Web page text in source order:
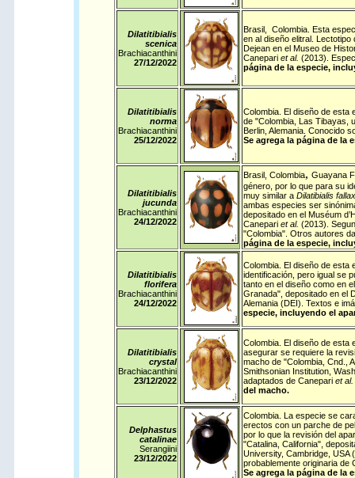
Dilatitibialis
scenica
Brachiacanthini
27/12/2022
Brasil, Colombia. Esta
en al diseño elitral.
Dejean en el Museo de
Canepari et al. (2013).
página de la especie,
Dilatitibialis
norma
Brachiacanthini
25/12/2022
Colombia. El diseño de esta
de "Colombia, Las Tibayas,
Berlin, Alemania. Conocido
Se agrega la página de la
Dilatitibialis
jucunda
Brachiacanthini
24/12/2022
Brasil, Colombia, Guayana
género, por lo que para su
muy similar a Dilatibialis fallax
ambas especies ser
depositado en el Muséum
Canepariet al. (2013).
"Colombia". Otros autores
página de la especie,
Dilatitibialis
florifera
Brachiacanthini
24/12/2022
Colombia. El diseño de esta
identificación, pero igual se
tanto en el diseño como en
Granada", depositado en el
Alemania (DEI). Textos e
especie, incluyendo el
Dilatitibialis
crystal
Brachiacanthini
23/12/2022
Colombia. El diseño de esta
asegurar se requiere la
macho de "Colombia, Cnd.,
Smithsonian Institution,
adaptados de Canepariet al.
del macho.
Delphastus
catalinae
Serangiini
23/12/2022
Colombia. La especie se
erectos con un parche de
por lo que la revisión del
"Catalina, California",
University, Cambridge, USA
probablemente originaria de
Se agrega la página de la